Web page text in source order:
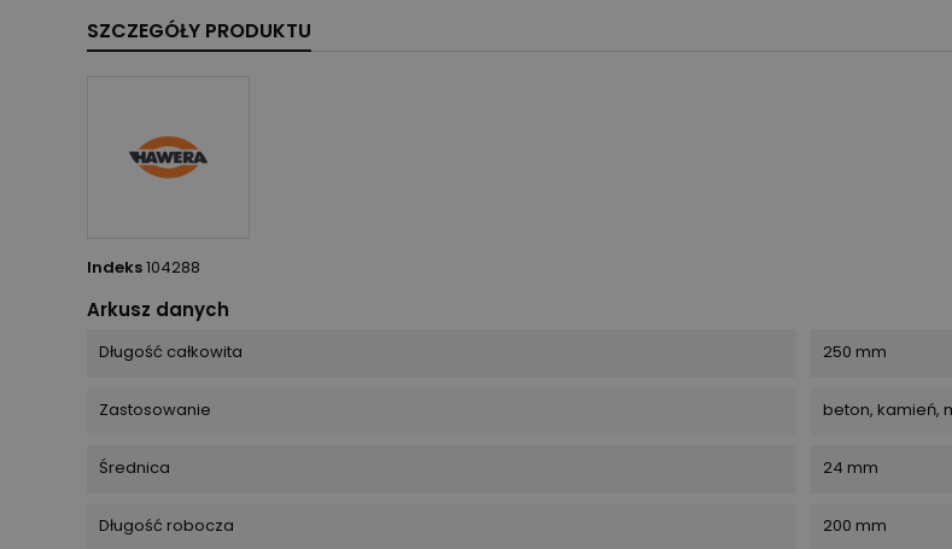
SZCZEGÓŁY PRODUKTU
Indeks104288
Arkusz danych
Długość całkowita 250 mm
Zastosowanie beton, kamień,
Średnica 24 mm
Długość robocza 200 mm